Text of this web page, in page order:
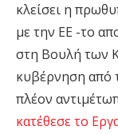
κλείσει η
με την ΕΕ -το
στη Βουλή των
κυβέρνηση από
πλέον
κατέθεσε το